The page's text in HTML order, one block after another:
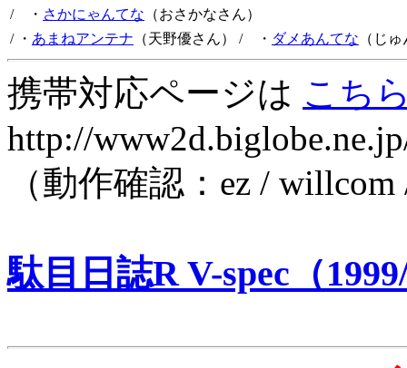
/ ・ さかにゃんてな （おさかなさん）
/ ・ あまねアンテナ （天野優さん） / ・ ダメあんてな （じ
携帯対応ページは こち
http://
（動作確認：ez /
駄目日誌R V-spec（